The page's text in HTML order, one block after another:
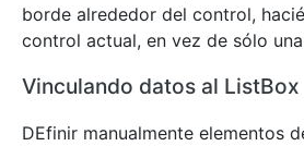
borde alrededor del control,
control actual, en vez de sólo
Vinculando datos al ListBox
DEfinir manualmente elementos